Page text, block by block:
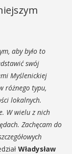
aby było to
swój
Myślenickiej
różnego typu,
lokalnych.
W wielu z nich
Zachęcam do
Władysław